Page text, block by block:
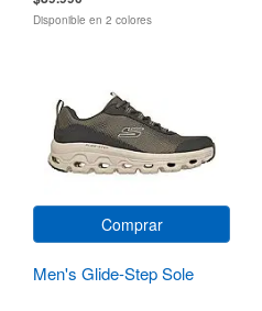
Disponible en 2 colores
Comprar
Men's Glide-Step Sole